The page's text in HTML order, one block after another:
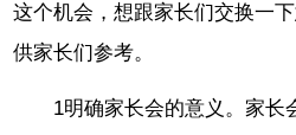
这个机会，想跟家长们交换一
供家长们参考。
1明确家长会的意义。家长